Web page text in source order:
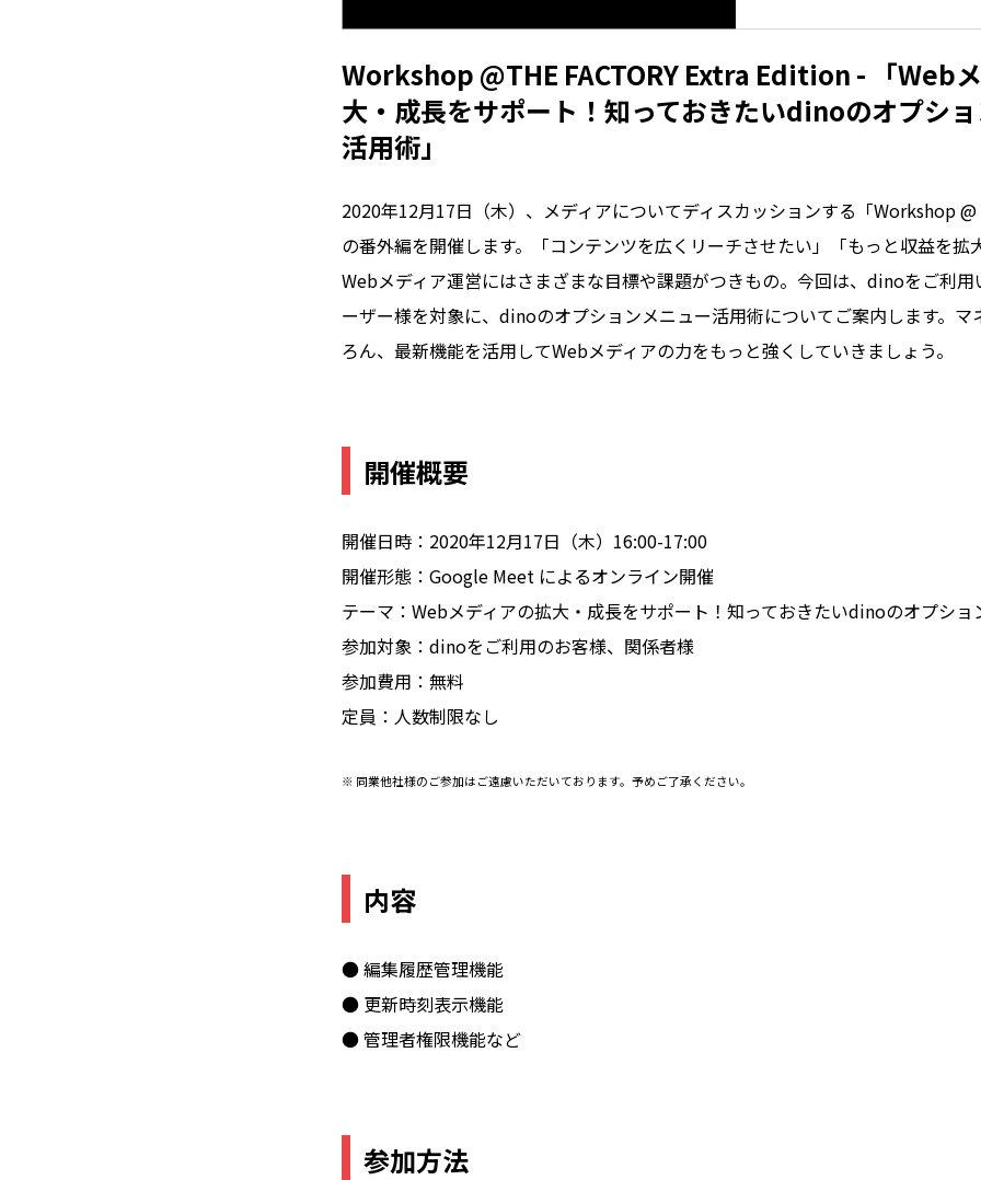
Workshop @THE FACTORY Extra Edition - 「Web
大・成長をサポート！知っておきたいdinoのオプシ
活用術」
2020年12月17日（木）、メディアについてディスカッションする「Workshop @
の番外編を開催します。「コンテンツを広くリーチさせたい」「もっと収益を拡
Webメディア運営にはさまざまな目標や課題がつきもの。今回は、dinoをご利用
ーザー様を対象に、dinoのオプションメニュー活用術についてご案内します。マ
ろん、最新機能を活用してWebメディアの力をもっと強くしていきましょう。
開催概要
開催日時：2020年12月17日（木）16:00-17:00
開催形態：Google Meet によるオンライン開催
テーマ：Webメディアの拡大・成長をサポート！知っておきたいdinoのオプショ
参加対象：dinoをご利用のお客様、関係者様
参加費用：無料
定員：人数制限なし
※ 同業他社様のご参加はご遠慮いただいております。予めご了承ください。
内容
● 編集履歴管理機能
● 更新時刻表示機能
● 管理者権限機能など
参加方法